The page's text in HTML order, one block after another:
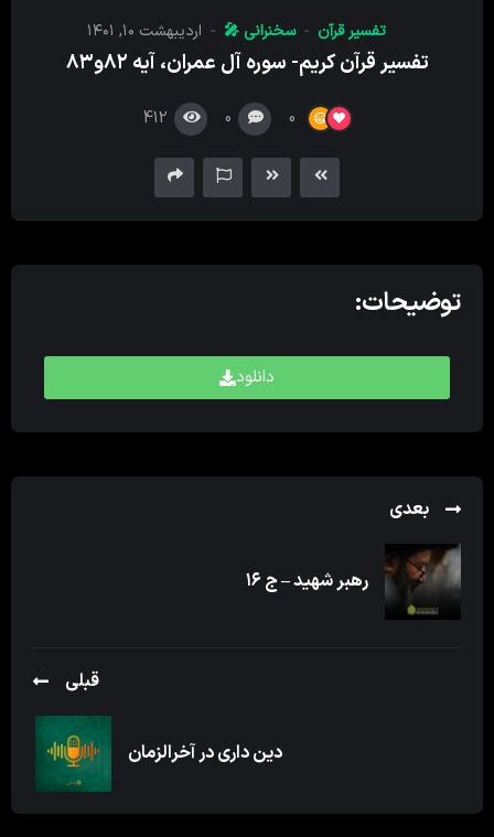
تفسیر قرآن سخنرانی 🎤 اردیبهشت ۱۰, ۱۴۰۱
تفسیر قرآن کریم- سوره آل عمران، آیه ۸۲و۸۳
0
0
412
توضیحات:
دانلود
بعدی
رهبر شهید – ج ۱۶
قبلی
دین داری در آخرالزمان